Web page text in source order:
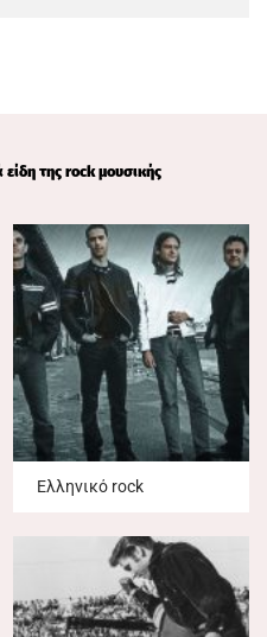
της rock μουσικής
Ελληνικό rock